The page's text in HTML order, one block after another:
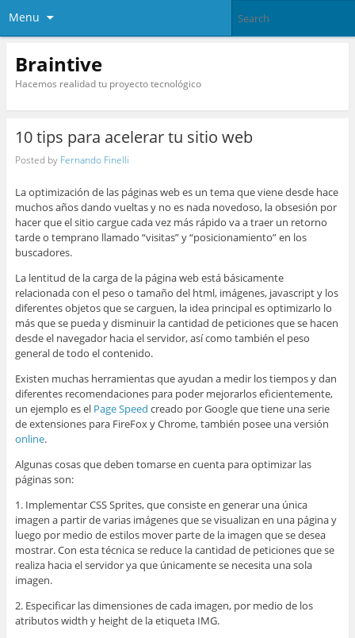
Menu
Braintive
Hacemos realidad tu proyecto tecnológico
10 tips para acelerar tu sitio web
Posted by Fernando Finelli
La optimización de las páginas web es un tema que viene desde hace
muchos años dando vueltas y no es nada novedoso, la obsesión por
hacer que el sitio cargue cada vez más rápido va a traer un retorno
tarde o temprano llamado “visitas” y “posicionamiento” en los
buscadores.
La lentitud de la carga de la página web está básicamente
relacionada con el peso o tamaño del html, imágenes, javascript y los
diferentes objetos que se carguen, la idea principal es optimizarlo lo
más que se pueda y disminuir la cantidad de peticiones que se hacen
desde el navegador hacia el servidor, así como también el peso
general de todo el contenido.
Existen muchas herramientas que ayudan a medir los tiempos y dan
diferentes recomendaciones para poder mejorarlos eficientemente,
un ejemplo es el Page Speed creado por Google que tiene una serie
de extensiones para FireFox y Chrome, también posee una versión
online.
Algunas cosas que deben tomarse en cuenta para optimizar las
páginas son:
1. Implementar CSS Sprites, que consiste en generar una única
imagen a partir de varias imágenes que se visualizan en una página y
luego por medio de estilos mover parte de la imagen que se desea
mostrar. Con esta técnica se reduce la cantidad de peticiones que se
realiza hacia el servidor ya que únicamente se necesita una sola
imagen.
2. Especificar las dimensiones de cada imagen, por medio de los
atributos width y height de la etiqueta IMG.